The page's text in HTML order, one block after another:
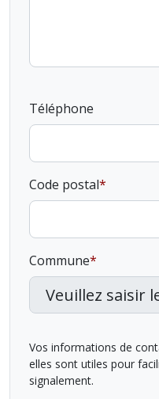
Téléphone
Code postal
Commune
Vos informations de
elles sont utiles pour
signalement.